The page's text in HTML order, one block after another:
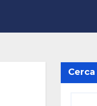
Cerca